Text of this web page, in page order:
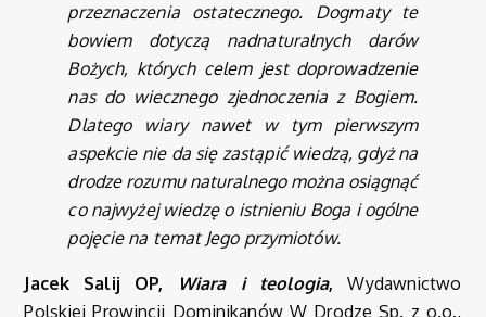
przeznaczenia ostatecznego. Dogmaty te
bowiem dotyczą nadnaturalnych darów
Bożych, których celem jest doprowadzenie
nas do wiecznego zjednoczenia z Bogiem.
Dlatego wiary nawet w tym pierwszym
aspekcie nie da się zastąpić wiedzą, gdyż na
drodze rozumu naturalnego można osiągnąć
co najwyżej wiedzę o istnieniu Boga i ogólne
pojęcie na temat Jego przymiotów.
Jacek Salij OP, Wiara i teologia, Wydawnictwo
Polskiej Prowincji Dominikanów W Drodze Sp. z o.o.,